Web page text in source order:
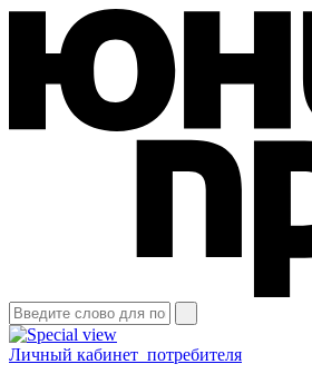
Личный кабинет потребителя